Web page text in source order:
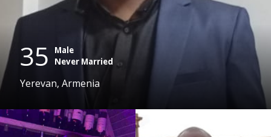
35
Male
Never Married
Yerevan, Armenia